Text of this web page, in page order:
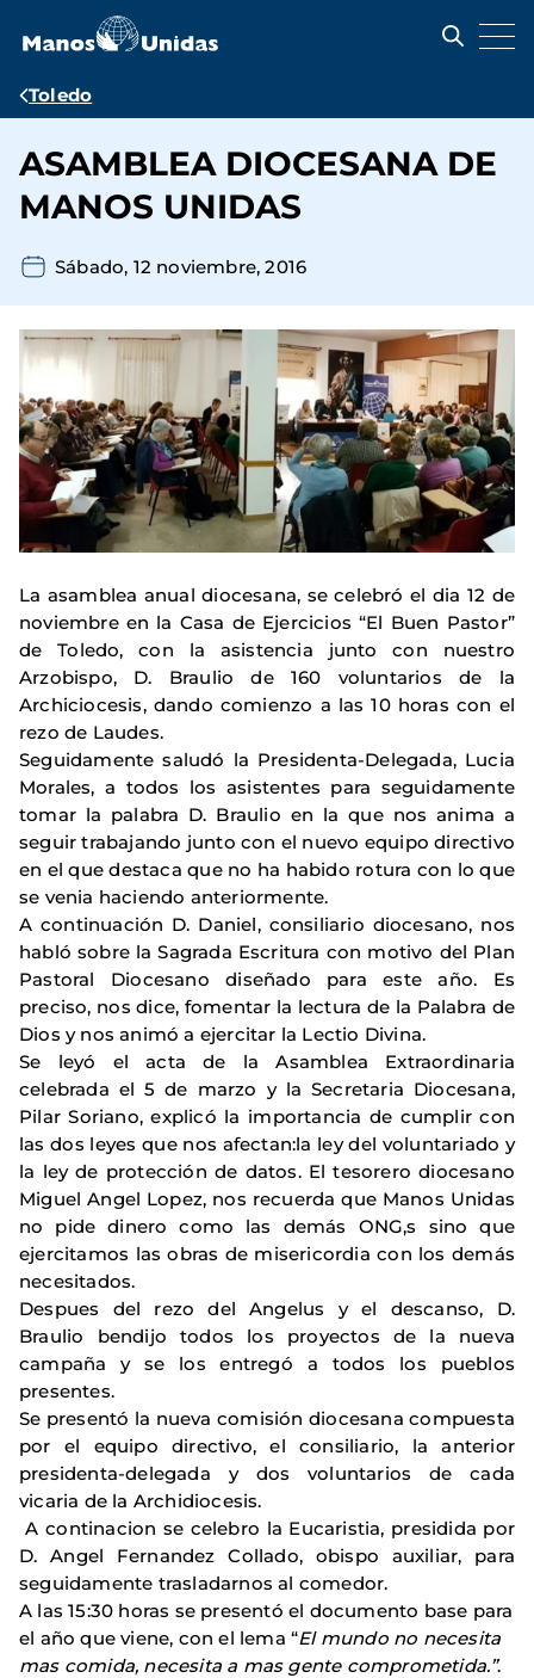
contenido
Ruta
navegación
Toledo
ASAMBLEA DIOCESANA DE
MANOS UNIDAS
Sábado, 12 noviembre, 2016
La asamblea anual diocesana, se celebró el dia 12 de
noviembre en la Casa de Ejercicios “El Buen Pastor”
de Toledo, con la asistencia junto con nuestro
Arzobispo, D. Braulio de 160 voluntarios de la
Archiciocesis, dando comienzo a las 10 horas con el
rezo de Laudes.
Seguidamente saludó la Presidenta-Delegada, Lucia
Morales, a todos los asistentes para seguidamente
tomar la palabra D. Braulio en la que nos anima a
seguir trabajando junto con el nuevo equipo directivo
en el que destaca que no ha habido rotura con lo que
se venia haciendo anteriormente.
A continuación D. Daniel, consiliario diocesano, nos
habló sobre la Sagrada Escritura con motivo del Plan
Pastoral Diocesano diseñado para este año. Es
preciso, nos dice, fomentar la lectura de la Palabra de
Dios y nos animó a ejercitar la Lectio Divina.
Se leyó el acta de la Asamblea Extraordinaria
celebrada el 5 de marzo y la Secretaria Diocesana,
Pilar Soriano, explicó la importancia de cumplir con
las dos leyes que nos afectan:la ley del voluntariado y
la ley de protección de datos. El tesorero diocesano
Miguel Angel Lopez, nos recuerda que Manos Unidas
no pide dinero como las demás ONG,s sino que
ejercitamos las obras de misericordia con los demás
necesitados.
Despues del rezo del Angelus y el descanso, D.
Braulio bendijo todos los proyectos de la nueva
campaña y se los entregó a todos los pueblos
presentes.
Se presentó la nueva comisión diocesana compuesta
por el equipo directivo, el consiliario, la anterior
presidenta-delegada y dos voluntarios de cada
vicaria de la Archidiocesis.
A continacion se celebro la Eucaristia, presidida por
D. Angel Fernandez Collado, obispo auxiliar, para
seguidamente trasladarnos al comedor.
A las 15:30 horas se presentó el documento base para
el año que viene, con el lema “El mundo no necesita
mas comida, necesita a mas gente comprometida.”.